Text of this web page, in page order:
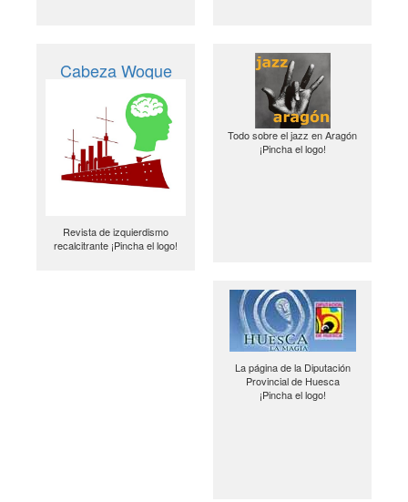
Cabeza Woque
Revista de izquierdismo
recalcitrante ¡Pincha el logo!
Todo sobre el jazz en Aragón
¡Pincha el logo!
La página de la Diputación
Provincial de Huesca
¡Pincha el logo!